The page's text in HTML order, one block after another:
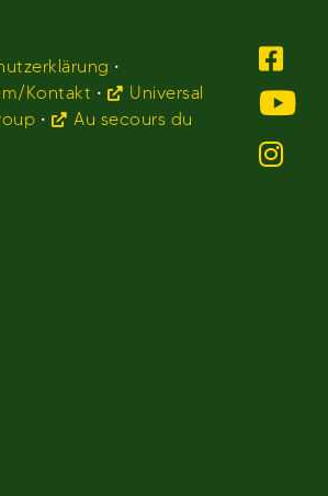
•
Kontakt •
Universal
•
Au secours du